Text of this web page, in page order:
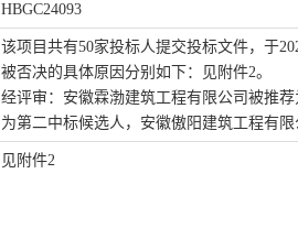
HBGC24093
该项目共有50家投标人提交投标文件，于
被否决的具体原因分别如下：
见附件2。
经评审： 安徽霖渤建筑工程有限公司 被推荐
为第二中标候选人 ， 安徽傲阳建筑工程有限
见附件2